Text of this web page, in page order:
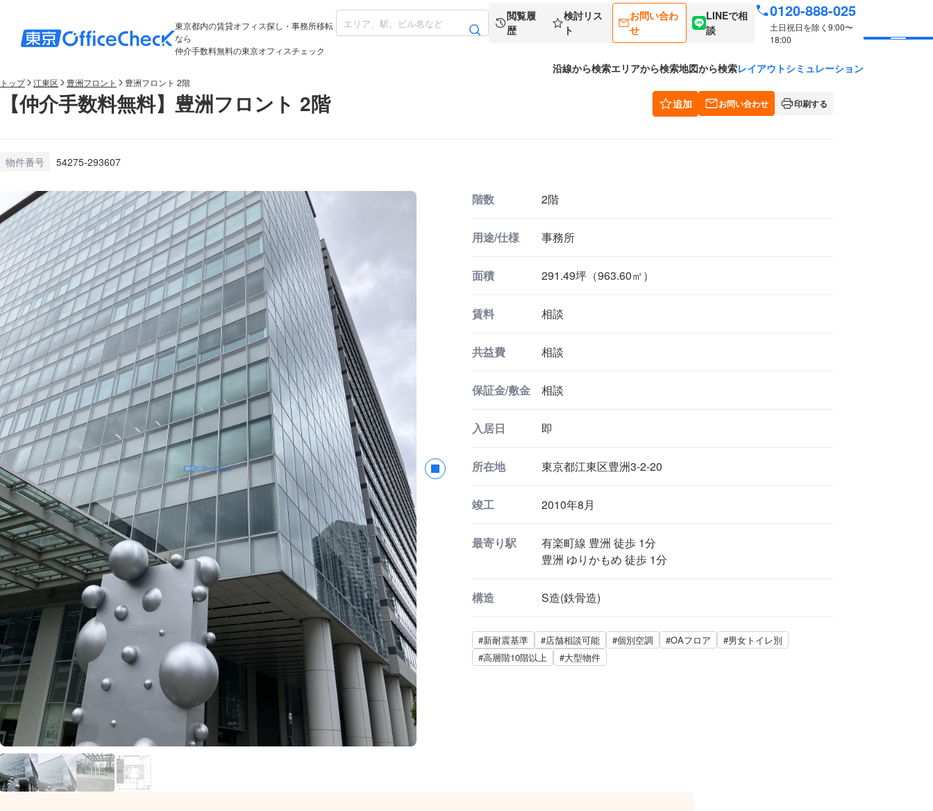
東京都内の賃貸オフィス探し・事務所移転
なら
仲介手数料無料の東京オフィスチェック
閲覧履
歴
検討リス
ト
お問い合わ
せ
LINEで相
談
0120-888-025
土日祝日を除く9:00〜
18:00
沿線から検索エリアから検索地図から検索レイアウトシミュレーション
トップ 江東区 豊洲フロント 豊洲フロント 2階
【仲介手数料無料】豊洲フロント 2階 追加 お問い合わせ 印刷する
物件番号 54275-293607
階数 2階
用途/仕様 事務所
面積 291.49坪（963.60㎡）
賃料 相談
共益費 相談
保証金/敷金 相談
入居日 即
所在地 東京都江東区豊洲3-2-20
竣工 2010年8月
最寄り駅
有楽町線 豊洲 徒歩 1分
豊洲 ゆりかもめ 徒歩 1分
構造 S造(鉄骨造)
#新耐震基準 #店舗相談可能 #個別空調 #OAフロア
#男女トイレ別
#高層階10階以上
#大型物件